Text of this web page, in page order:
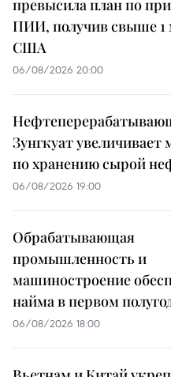
превысила план по
ПИИ, получив свыше 1
США
06/08/2026 20:00
Зунгкуат
по хранению сырой
06/08/2026 19:00
Обрабатывающая
промышленность и
машиностроение
найма в первом
06/08/2026 18:00